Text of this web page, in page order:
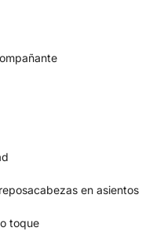
en asientos
toque